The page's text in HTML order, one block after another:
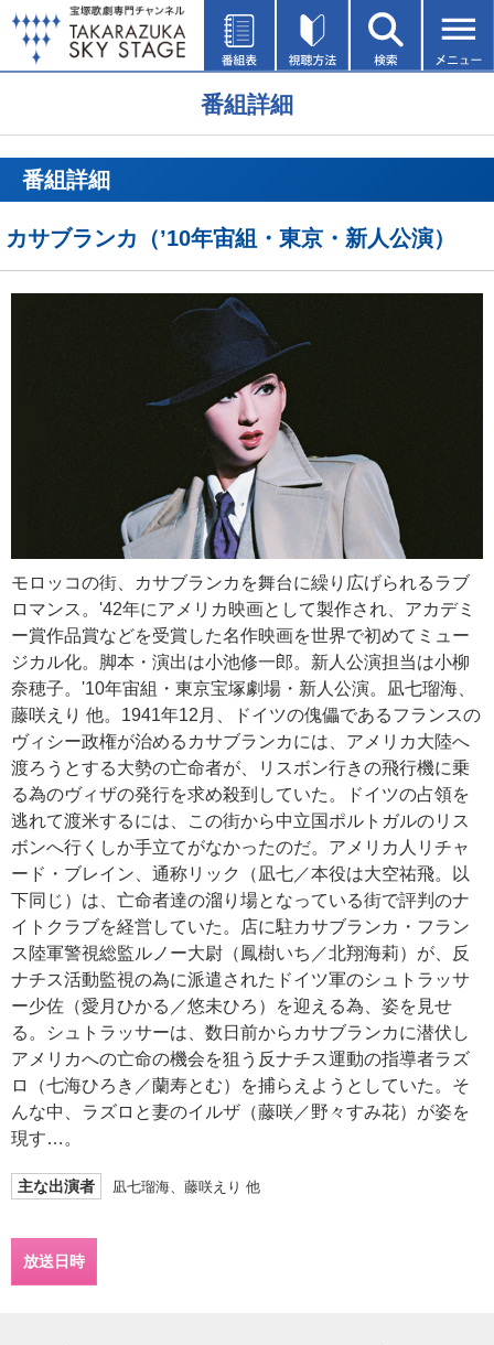
番組詳細
番組詳細
カサブランカ（’10年宙組・東京・新人公演）
モロッコの街、カサブランカを舞台に繰り広げられるラブ
ロマンス。'42年にアメリカ映画として製作され、アカデミ
ー賞作品賞などを受賞した名作映画を世界で初めてミュー
ジカル化。脚本・演出は小池修一郎。新人公演担当は小柳
奈穂子。'10年宙組・東京宝塚劇場・新人公演。凪七瑠海、
藤咲えり 他。1941年12月、ドイツの傀儡であるフランスの
ヴィシー政権が治めるカサブランカには、アメリカ大陸へ
渡ろうとする大勢の亡命者が、リスボン行きの飛行機に乗
る為のヴィザの発行を求め殺到していた。ドイツの占領を
逃れて渡米するには、この街から中立国ポルトガルのリス
ボンへ行くしか手立てがなかったのだ。アメリカ人リチャ
ード・ブレイン、通称リック（凪七／本役は大空祐飛。以
下同じ）は、亡命者達の溜り場となっている街で評判のナ
イトクラブを経営していた。店に駐カサブランカ・フラン
ス陸軍警視総監ルノー大尉（鳳樹いち／北翔海莉）が、反
ナチス活動監視の為に派遣されたドイツ軍のシュトラッサ
ー少佐（愛月ひかる／悠未ひろ）を迎える為、姿を見せ
る。シュトラッサーは、数日前からカサブランカに潜伏し
アメリカへの亡命の機会を狙う反ナチス運動の指導者ラズ
ロ（七海ひろき／蘭寿とむ）を捕らえようとしていた。そ
んな中、ラズロと妻のイルザ（藤咲／野々すみ花）が姿を
現す…。
主な出演者 凪七瑠海、藤咲えり 他
放送日時